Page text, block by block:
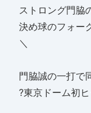
ストロング門脇
決め球のフォー
＼
門脇誠の一打で
?東京ドーム初